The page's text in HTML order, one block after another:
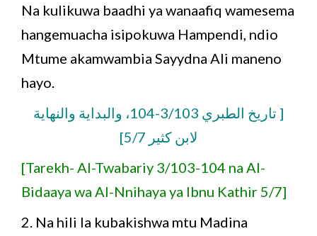
Na kulikuwa baadhi ya wanaafiq wamesema
hangemuacha isipokuwa Hampendi, ndio
Mtume akamwambia Sayydna Ali maneno
hayo.
[ تاريخ الطبري 3/103-104، والبداية والنهاية
لابن كثير 5/7]
[Tarekh- Al-Twabariy 3/103-104 na Al-
Bidaaya wa Al-Nnihaya ya Ibnu Kathir 5/7]
2. Na hili la kubakishwa mtu Madina